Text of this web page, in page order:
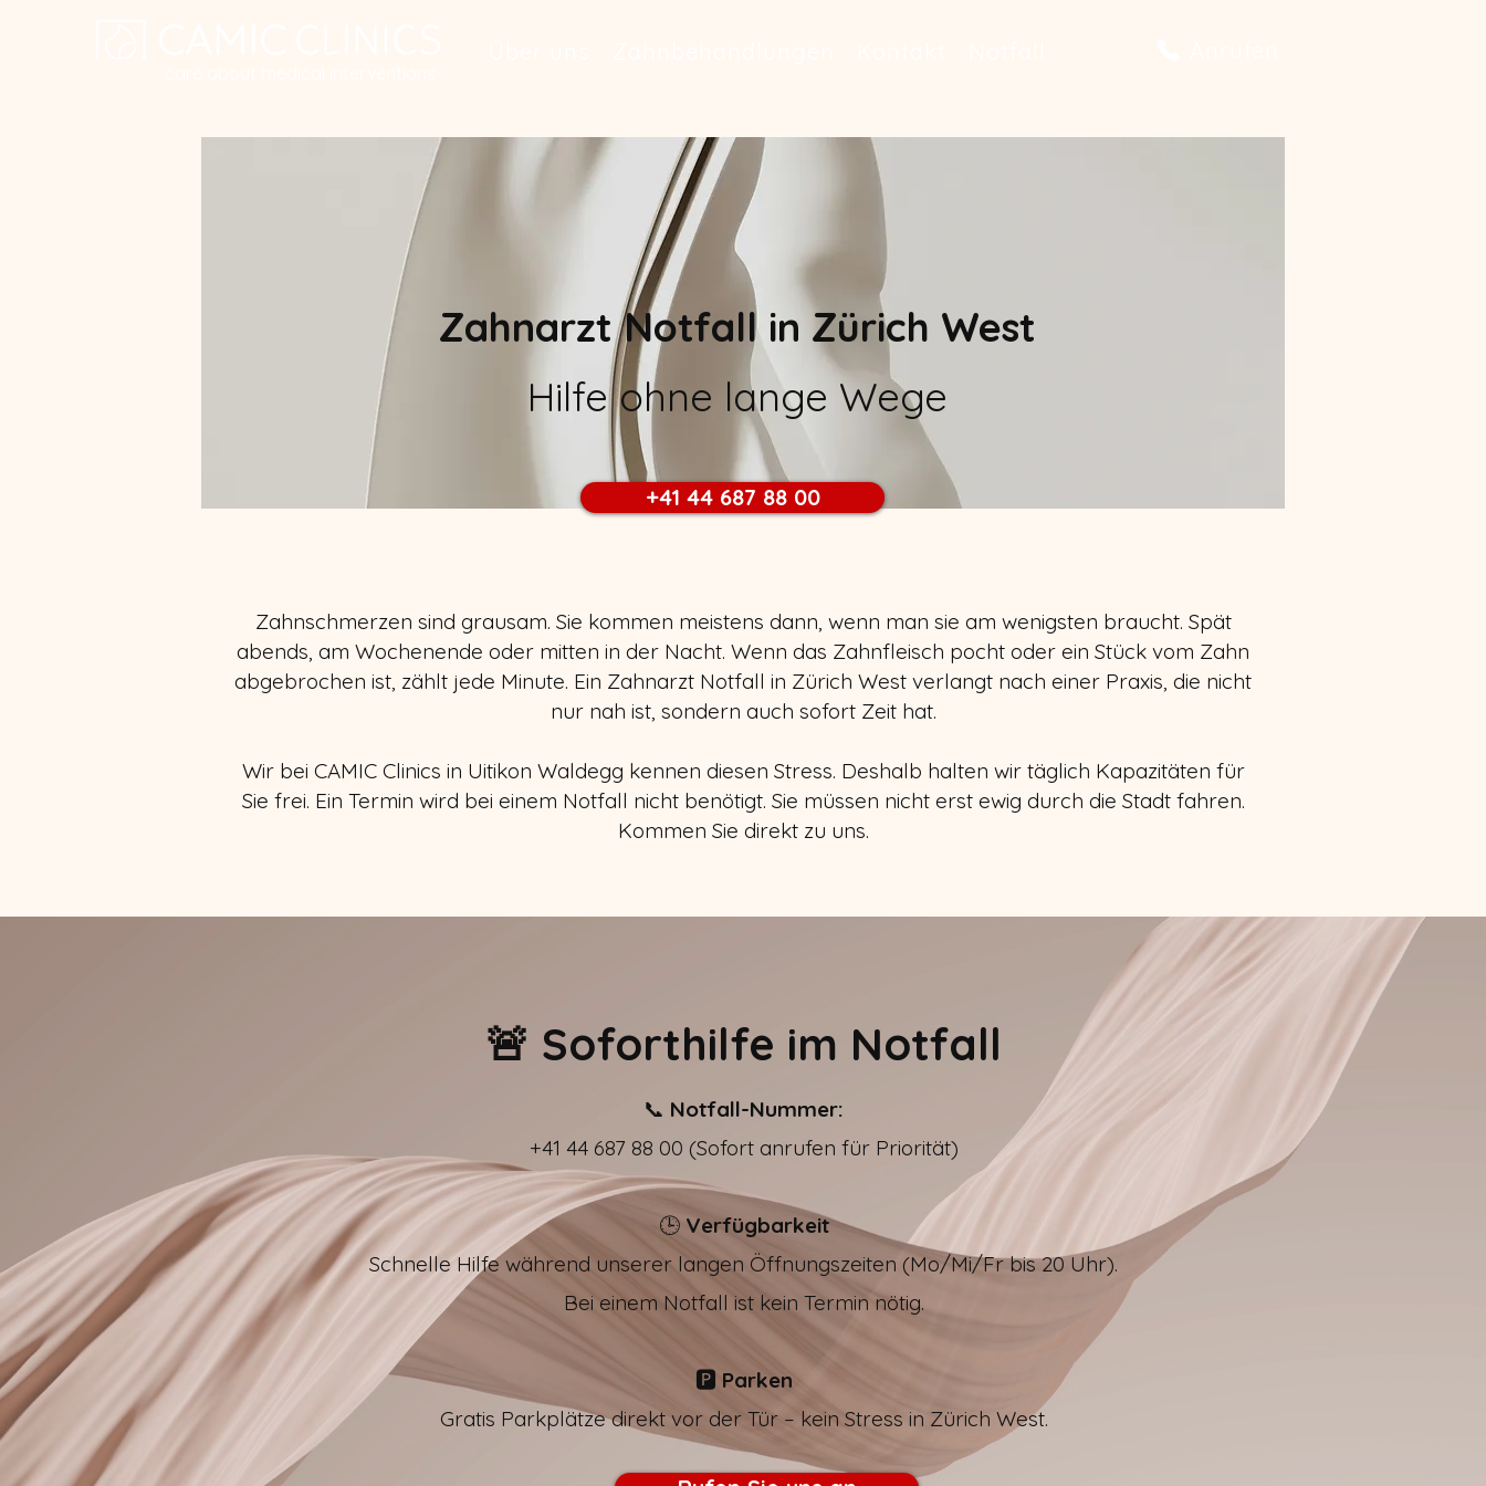
Zahnarzt Notfall in Zürich West
Hilfe ohne lange Wege
+41 44 687 88 00
Zahnschmerzen sind grausam. Sie kommen meistens dann, wenn man sie am wenigsten braucht. Spät
abends, am Wochenende oder mitten in der Nacht. Wenn das Zahnfleisch pocht oder ein Stück vom Zahn
abgebrochen ist, zählt jede Minute. Ein Zahnarzt Notfall in Zürich West verlangt nach einer Praxis, die nicht
nur nah ist, sondern auch sofort Zeit hat.
Wir bei CAMIC Clinics in Uitikon Waldegg kennen diesen Stress. Deshalb halten wir täglich Kapazitäten für
Sie frei. Ein Termin wird bei einem Notfall nicht benötigt. Sie müssen nicht erst ewig durch die Stadt fahren.
Kommen Sie direkt zu uns.
🚨 Soforthilfe im Notfall
📞 Notfall-Nummer:
+41 44 687 88 00 (Sofort anrufen für Priorität)
🕒 Verfügbarkeit
Schnelle Hilfe während unserer langen Öffnungszeiten (Mo/Mi/Fr bis 20 Uhr).
Bei einem Notfall ist kein Termin nötig.
🅿️ Parken
Gratis Parkplätze direkt vor der Tür – kein Stress in Zürich West.